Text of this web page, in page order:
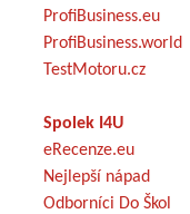
ProfiBusiness.eu
ProfiBusiness.world
TestMotoru.cz
Spolek I4U
eRecenze.eu
Nejlepší nápad
Odborníci Do Škol